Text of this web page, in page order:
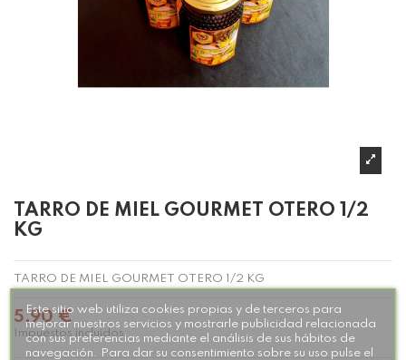
TARRO DE MIEL GOURMET OTERO 1/2
KG
TARRO DE MIEL GOURMET OTERO 1/2 KG
5,90 €
Impuestos incluidos
Este sitio web utiliza cookies propias y de terceros para
mejorar nuestros servicios y mostrarle publicidad relacionada
con sus preferencias mediante el análisis de sus hábitos de
navegación. Para dar su consentimiento sobre su uso pulse el